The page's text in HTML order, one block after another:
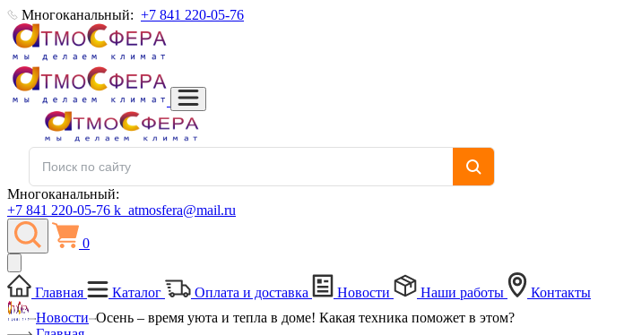
Многоканальный: +7 841 220-05-76
Многоканальный:
+7 841 220-05-76 k_atmosfera@mail.ru
0
Главная Каталог Оплата и доставка Новости Наши работы
Контакты
Новости Осень – время уюта и тепла в доме! Какая техника поможет в этом?